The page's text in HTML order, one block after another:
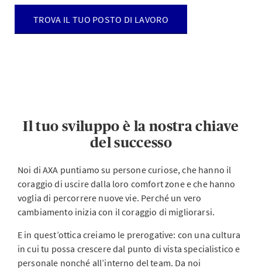
TROVA IL TUO POSTO DI LAVORO
Il tuo sviluppo è la nostra chiave
del successo
Noi di AXA puntiamo su persone curiose, che hanno il
coraggio di uscire dalla loro comfort zone e che hanno
voglia di percorrere nuove vie. Perché un vero
cambiamento inizia con il coraggio di migliorarsi.
E in quest’ottica creiamo le prerogative: con una cultura
in cui tu possa crescere dal punto di vista specialistico e
personale nonché all’interno del team. Da noi